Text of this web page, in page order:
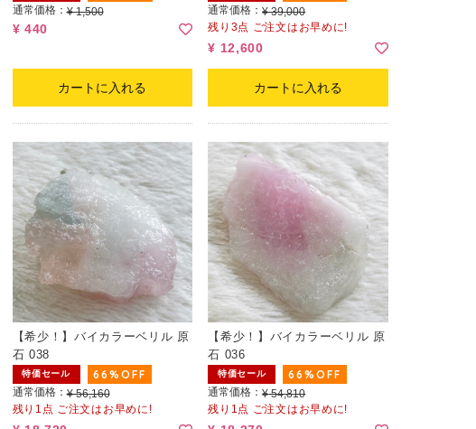
通常価格：¥ 1,500
¥ 440
カートに入れる
通常価格：¥ 39,000
残り3点 ご注文はお早めに!
¥ 12,600
カートに入れる
【希少！】バイカラーベリル 原
石 038
特価セール 66%OFF
通常価格：¥ 56,160
残り1点 ご注文はお早めに!
【希少！】バイカラーベリル 原
石 036
特価セール 66%OFF
通常価格：¥ 54,810
残り1点 ご注文はお早めに!